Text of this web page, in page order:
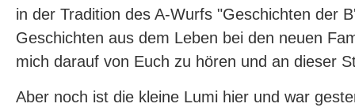
in der Tradition des A-Wurfs "Geschichten der
Geschichten aus dem Leben bei den neuen
mich darauf von Euch zu hören und an dieser
Aber noch ist die kleine Lumi hier und war